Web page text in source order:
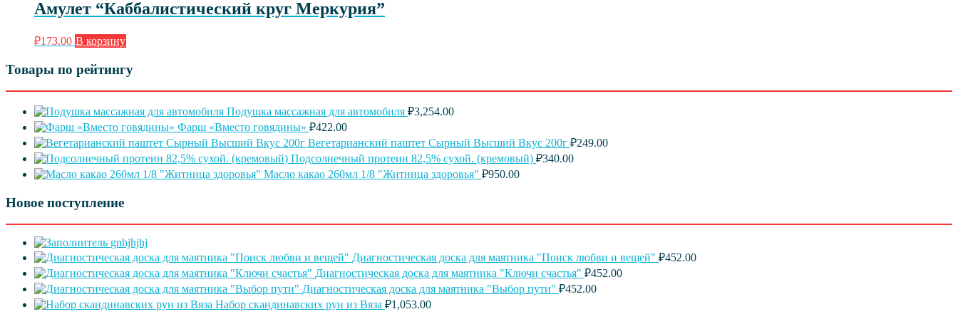
Амулет “Каббалистический круг Меркурия”
₽173.00 В корзину
Товары по рейтингу
Подушка массажная для автомобиля ₽3,254.00
Фарш «Вместо говядины» ₽422.00
Вегетарианский паштет Сырный Высший Вкус 200г ₽249.00
Подсолнечный протеин 82,5% сухой. (кремовый) ₽340.00
Масло какао 260мл 1/8 "Житница здоровья" ₽950.00
Новое поступление
gnhjhjhj
Диагностическая доска для маятника "Поиск любви и вещей" ₽452.00
Диагностическая доска для маятника "Ключи счастья" ₽452.00
Диагностическая доска для маятника "Выбор пути" ₽452.00
Набор скандинавских рун из Вяза ₽1,053.00